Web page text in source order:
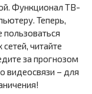
Функционал ТВ-
Теперь,
читайте
за прогнозом
видеосвязи – для